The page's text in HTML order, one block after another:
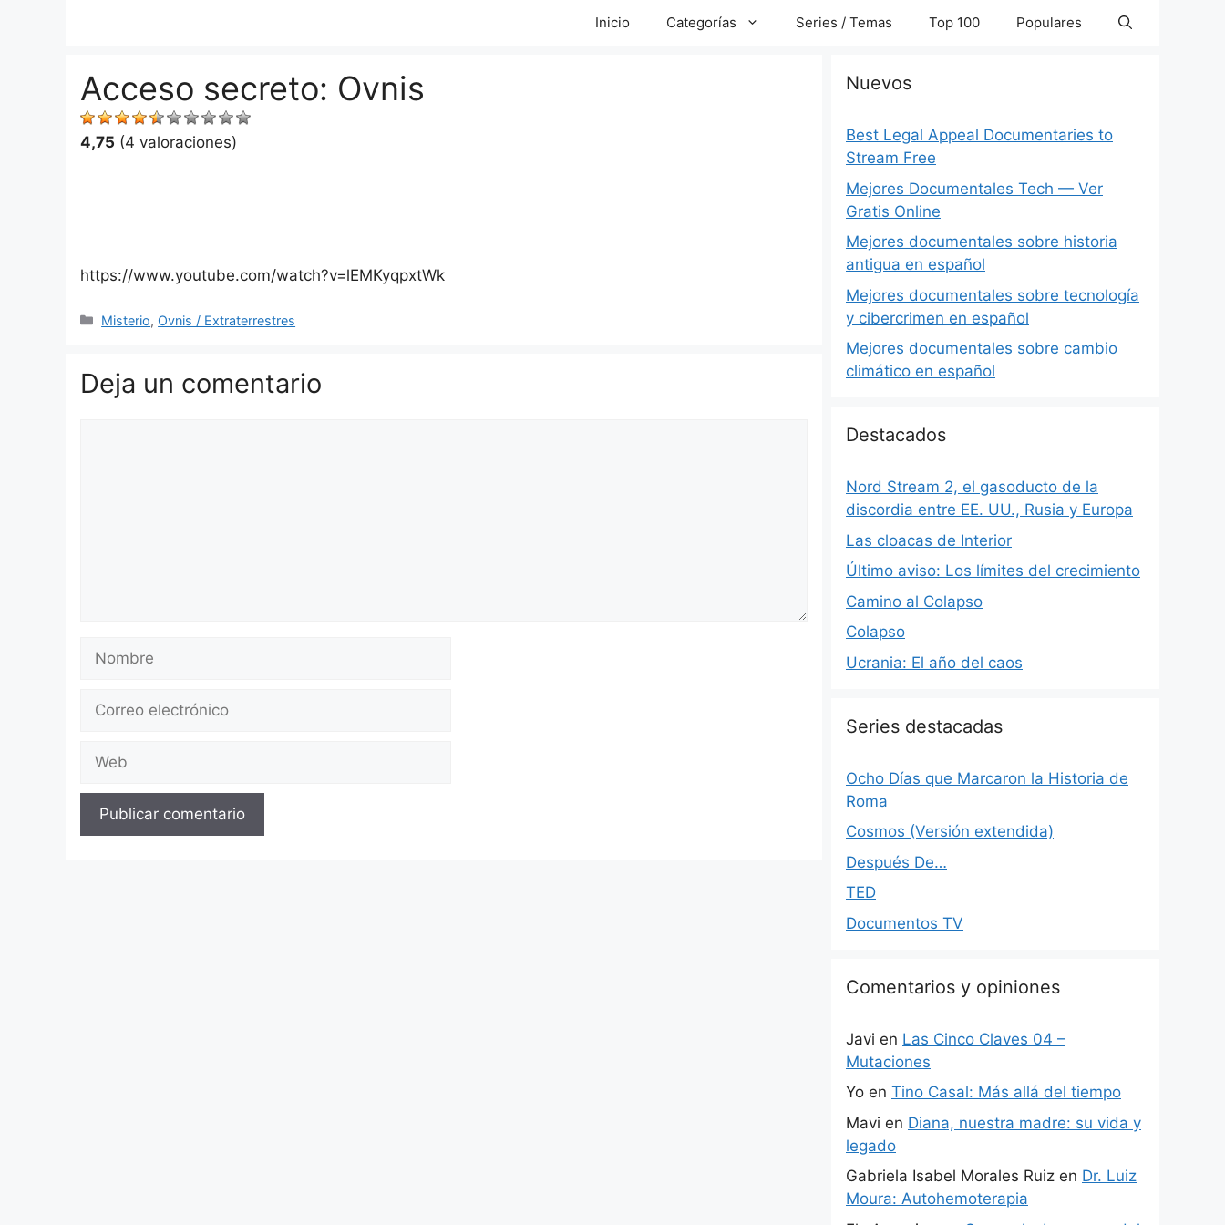
Inicio Categorías Series / Temas Top 100 Populares
Acceso secreto: Ovnis
4,75 (4 valoraciones)
https://www.youtube.com/watch?v=lEMKyqpxtWk
Categorías
Misterio, Ovnis / Extraterrestres
Deja un comentario
electrónico
Nuevos
Best Legal Appeal Documentaries to
Stream Free
Mejores Documentales Tech — Ver
Gratis Online
Mejores documentales sobre historia
antigua en español
Mejores documentales sobre tecnología
y cibercrimen en español
Mejores documentales sobre cambio
climático en español
Destacados
Nord Stream 2, el gasoducto de la
discordia entre EE. UU., Rusia y Europa
Las cloacas de Interior
Último aviso: Los límites del crecimiento
Camino al Colapso
Colapso
Ucrania: El año del caos
Series destacadas
Ocho Días que Marcaron la Historia de
Roma
Cosmos (Versión extendida)
Después De…
TED
Documentos TV
Comentarios y opiniones
Javi en Las Cinco Claves 04 –
Mutaciones
Yo en Tino Casal: Más allá del tiempo
Mavi en Diana, nuestra madre: su vida y
legado
Gabriela Isabel Morales Ruiz en Dr. Luiz
Moura: Autohemoterapia